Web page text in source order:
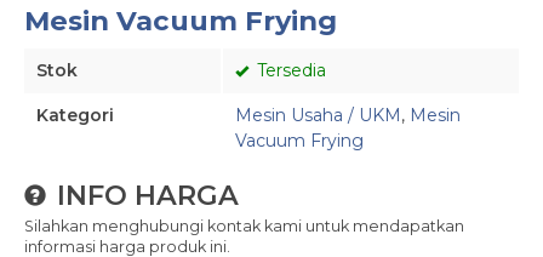
Mesin Vacuum Frying
Stok Tersedia
Kategori Mesin Usaha / UKM, Mesin
Vacuum Frying
INFO HARGA
Silahkan menghubungi kontak kami untuk mendapatkan
informasi harga produk ini.